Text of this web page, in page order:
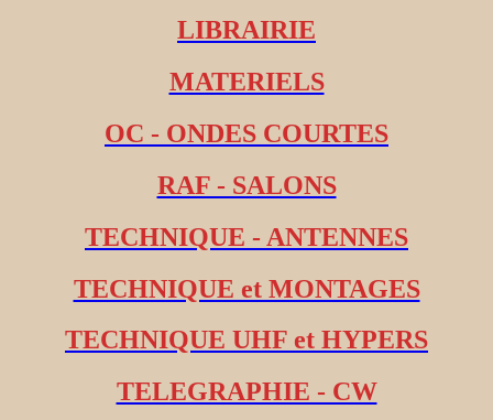
LIBRAIRIE
MATERIELS
OC - ONDES COURTES
RAF - SALONS
TECHNIQUE - ANTENNES
TECHNIQUE et MONTAGES
TECHNIQUE UHF et HYPERS
TELEGRAPHIE - CW